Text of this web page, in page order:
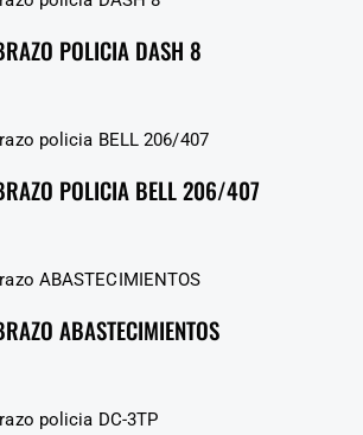
POLICIA DASH 8
POLICIA BELL 206/407
ABASTECIMIENTOS